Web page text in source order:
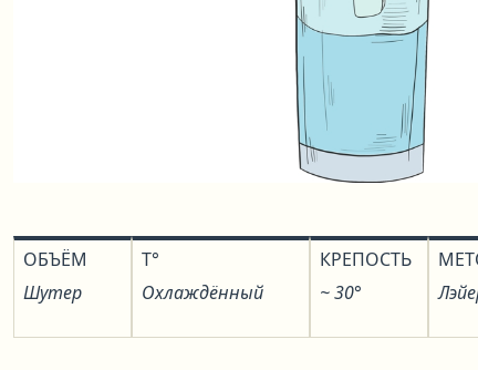
ОБЪЁМ
Шутер
T°
Охлаждённый
КРЕПОСТЬ
~ 30°